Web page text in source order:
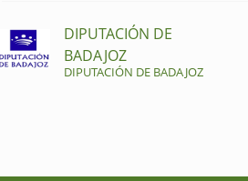
DIPUTACIÓN DE
BADAJOZ
DIPUTACIÓN DE BADAJOZ